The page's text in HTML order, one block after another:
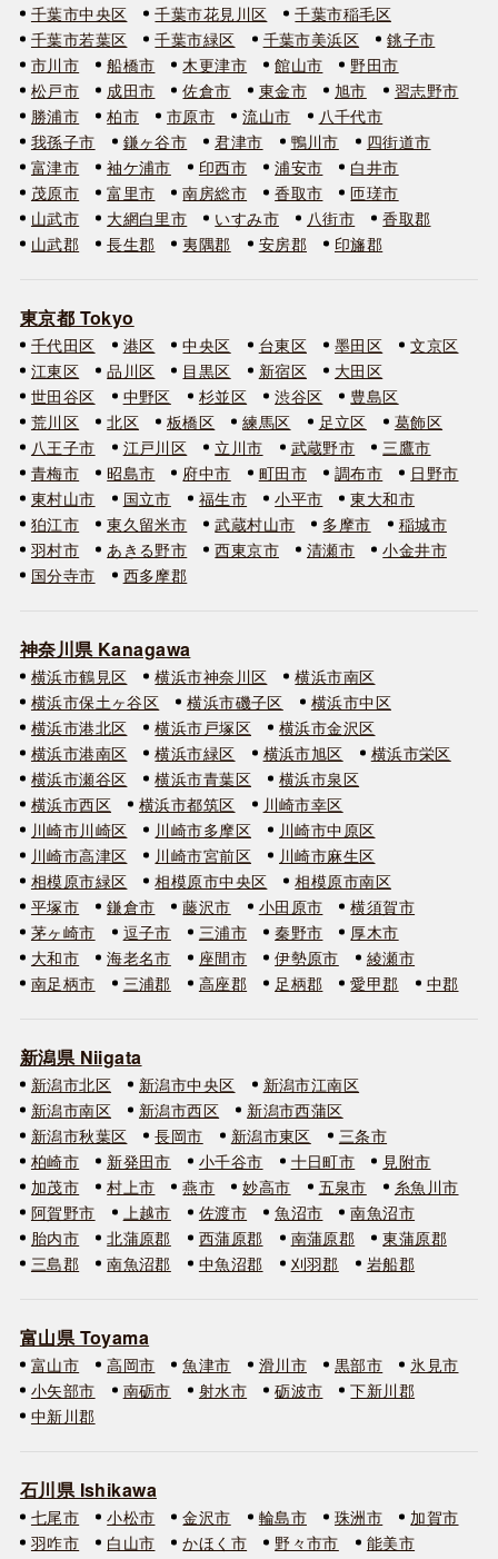
千葉市中央区 千葉市花見川区
千葉市稲毛区
千葉市若葉区
千葉市緑区 千葉市美浜区
銚子市
市川市
船橋市 木更津市 館山市
野田市
松戸市
成田市 佐倉市 東金市 旭市
習志野市
勝浦市
柏市 市原市 流山市
八千代市
我孫子市
鎌ヶ谷市 君津市 鴨川市
四街道市
富津市
袖ケ浦市 印西市 浦安市
白井市
茂原市
富里市 南房総市 香取市
匝瑳市
山武市
大網白里市 いすみ市 八街市
香取郡
山武郡
長生郡 夷隅郡 安房郡 印旛郡
東京都 Tokyo
千代田区 港区 中央区 台東区 墨田区
文京区
江東区
品川区 目黒区 新宿区
大田区
世田谷区
中野区 杉並区 渋谷区
豊島区
荒川区
北区 板橋区 練馬区 足立区
葛飾区
八王子市
江戸川区 立川市 武蔵野市
三鷹市
青梅市
昭島市 府中市 町田市 調布市
日野市
東村山市
国立市 福生市 小平市
東大和市
狛江市
東久留米市 武蔵村山市 多摩市
稲城市
羽村市
あきる野市 西東京市 清瀬市
小金井市
国分寺市
西多摩郡
神奈川県 Kanagawa
横浜市鶴見区 横浜市神奈川区
横浜市南区
横浜市保土ヶ谷区
横浜市磯子区
横浜市中区
横浜市港北区
横浜市戸塚区
横浜市金沢区
横浜市港南区
横浜市緑区 横浜市旭区
横浜市栄区
横浜市瀬谷区
横浜市青葉区
横浜市泉区
横浜市西区
横浜市都筑区
川崎市幸区
川崎市川崎区
川崎市多摩区
川崎市中原区
川崎市高津区
川崎市宮前区
川崎市麻生区
相模原市緑区
相模原市中央区
相模原市南区
平塚市
鎌倉市 藤沢市 小田原市
横須賀市
茅ヶ崎市
逗子市 三浦市 秦野市
厚木市
大和市
海老名市 座間市 伊勢原市
綾瀬市
南足柄市
三浦郡 高座郡 足柄郡 愛甲郡 中郡
新潟県 Niigata
新潟市北区 新潟市中央区
新潟市江南区
新潟市南区
新潟市西区
新潟市西蒲区
新潟市秋葉区
長岡市 新潟市東区
三条市
柏崎市
新発田市 小千谷市 十日町市
見附市
加茂市
村上市 燕市 妙高市 五泉市
糸魚川市
阿賀野市
上越市 佐渡市 魚沼市
南魚沼市
胎内市
北蒲原郡 西蒲原郡 南蒲原郡
東蒲原郡
三島郡
南魚沼郡 中魚沼郡 刈羽郡 岩船郡
富山県 Toyama
富山市 高岡市 魚津市 滑川市 黒部市
氷見市
小矢部市
南砺市 射水市 砺波市
下新川郡
中新川郡
石川県 Ishikawa
七尾市 小松市 金沢市 輪島市 珠洲市
加賀市
羽咋市
白山市 かほく市 野々市市
能美市